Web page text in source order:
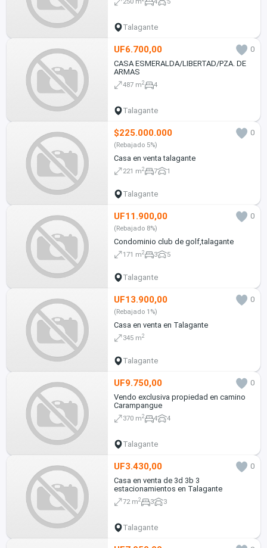
Talagante
UF6.700,00
0
CASA ESMERALDA/LIBERTAD/PZA. DE
ARMAS
487 m2 4
Talagante
$225.000.000 0
(Rebajado 5%)
Casa en venta talagante
221 m2 7 1
Talagante
UF11.900,00 0
(Rebajado 8%)
Condominio club de golf,talagante
171 m2 3 5
Talagante
UF13.900,00 0
(Rebajado 1%)
Casa en venta en Talagante
345 m2
Talagante
UF9.750,00
0
Vendo exclusiva propiedad en camino
Carampangue
370 m2 4 4
Talagante
UF3.430,00
0
Casa en venta de 3d 3b 3
estacionamientos en Talagante
72 m2 3 3
Talagante